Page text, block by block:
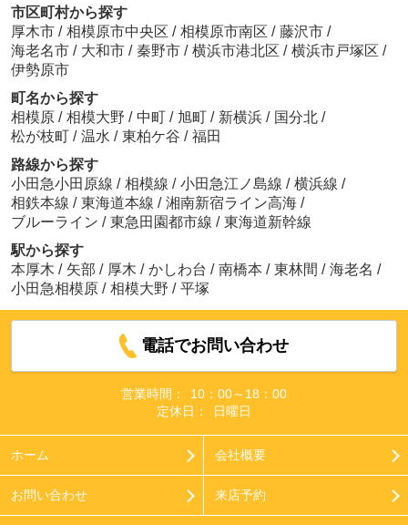
市区町村から探す
厚木市 / 相模原市中央区 / 相模原市南区 / 藤沢市 /
海老名市 / 大和市 / 秦野市 / 横浜市港北区 / 横浜市戸塚区 /
伊勢原市
町名から探す
相模原 / 相模大野 / 中町 / 旭町 / 新横浜 / 国分北 /
松が枝町 / 温水 / 東柏ケ谷 / 福田
路線から探す
小田急小田原線 / 相模線 / 小田急江ノ島線 / 横浜線 /
相鉄本線 / 東海道本線 / 湘南新宿ライン高海 /
ブルーライン / 東急田園都市線 / 東海道新幹線
駅から探す
本厚木 / 矢部 / 厚木 / かしわ台 / 南橋本 / 東林間 / 海老名 /
小田急相模原 / 相模大野 / 平塚
電話でお問い合わせ
営業時間：
10：00～18：00
定休日：
日曜日
ホーム 会社概要
お問い合わせ 来店予約